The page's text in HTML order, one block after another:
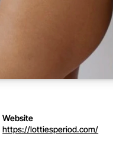
Website
https://lottiesperiod.com/